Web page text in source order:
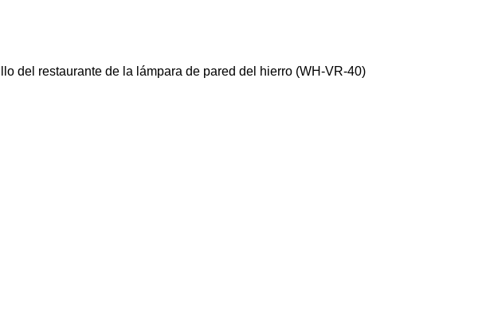
del restaurante de la lámpara de pared del hierro (WH-VR-40)